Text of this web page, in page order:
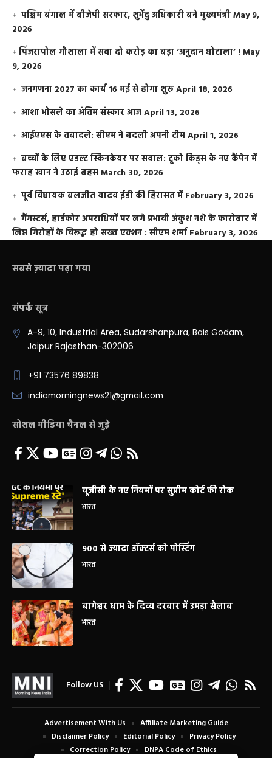
पश्चिम बंगाल में बीजेपी सरकार, शुभेंदु अधिकारी बने मुख्यमंत्रीMay 9,
2026
​पिंजरापोल गौशाला में सवा दो करोड़ का बड़ा ‘अनुदान घोटाला’ !May
9, 2026
जनगणना 2027 का कार्य 16 मई से होगा शुरूApril 18, 2026
आशा भोसले का अंतिम संस्कार आजApril 13, 2026
आईएएस के तबादले: सीएम ने बदली अपनी टीमApril 1, 2026
बच्चों के लिए एडल्ट स्किनकेयर पर सवाल: टूको किड्स के नए कैंपेन में
फराह खान ने उठाई बहसMarch 30, 2026
पूर्व विधायक बलजीत यादव ईडी की हिरासत में February 3, 2026
गैंगस्टर्स, हार्डकोर अपराधियों पर लगे प्रभावी अंकुश नशे के कारोबार में
लिप्त गिरोहों के विरूद्ध हो सख्त एक्शन : सीएम शर्मा February 3, 2026
सबसे ज़्यादा पढ़ा गया
संपर्क सूत्र
A-9, 10, Industrial Area, Sudarshanpura, Bais Godam,
Jaipur Rajasthan-302006
+91 73576 89838
indiamorningnews21@gmail.com
सोशल मीडिया चैनल से जुड़े
यूजीसी के नए नियमों पर सुप्रीम कोर्ट की रोक
भारत
900 से ज्यादा डॉक्टर्स को पोस्टिंग
भारत
बागेश्वर धाम के दिव्य दरबार में उमड़ा सैलाब
भारत
Follow US
Advertisement With Us
Affiliate Marketing Guide
Disclaimer Policy
Editorial Policy
Privacy Policy
Correction Policy
DNPA Code of Ethics